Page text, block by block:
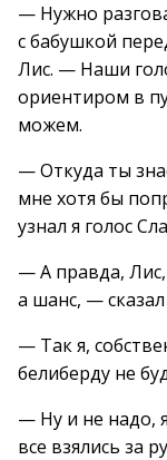
— Нужно
с бабушкой
Лис. — Наши
ориентиром в
можем.
— Откуда ты
мне хотя бы
узнал я голос
— А правда,
а шанс, —
— Так я,
белиберду не
— Ну и не надо,
все взялись за